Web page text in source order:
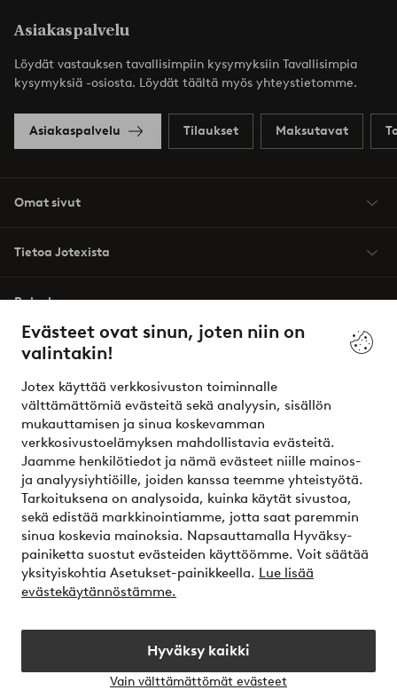
Evästeet ovat sinun, joten niin on
valintakin!
Jotex käyttää verkkosivuston toiminnalle
välttämättömiä evästeitä sekä analyysin, sisällön
mukauttamisen ja sinua koskevamman
verkkosivustoelämyksen mahdollistavia evästeitä.
Jaamme henkilötiedot ja nämä evästeet niille mainos-
ja analyysiyhtiöille, joiden kanssa teemme yhteistyötä.
Tarkoituksena on analysoida, kuinka käytät sivustoa,
sekä edistää markkinointiamme, jotta saat paremmin
sinua koskevia mainoksia. Napsauttamalla Hyväksy-
painiketta suostut evästeiden käyttöömme. Voit säätää
yksityiskohtia Asetukset-painikkeella. Lue lisää
evästekäytännöstämme.
Hyväksy kaikki
Vain välttämättömät evästeet
Asiakaspalvelu
Löydät vastauksen tavallisimpiin kysymyksiin Tavallisimpia
kysymyksiä -osiosta. Löydät täältä myös yhteystietomme.
Asiakaspalvelu Tilaukset Maksutavat
Omat sivut
Tietoa Jotexista
Palvelumme
Ehdot
Ystävät
Turvalliset maksut – maksa nyt tai erissä
Haluatko tietää lisää maksuvaihtoehdoistamme?
elpy